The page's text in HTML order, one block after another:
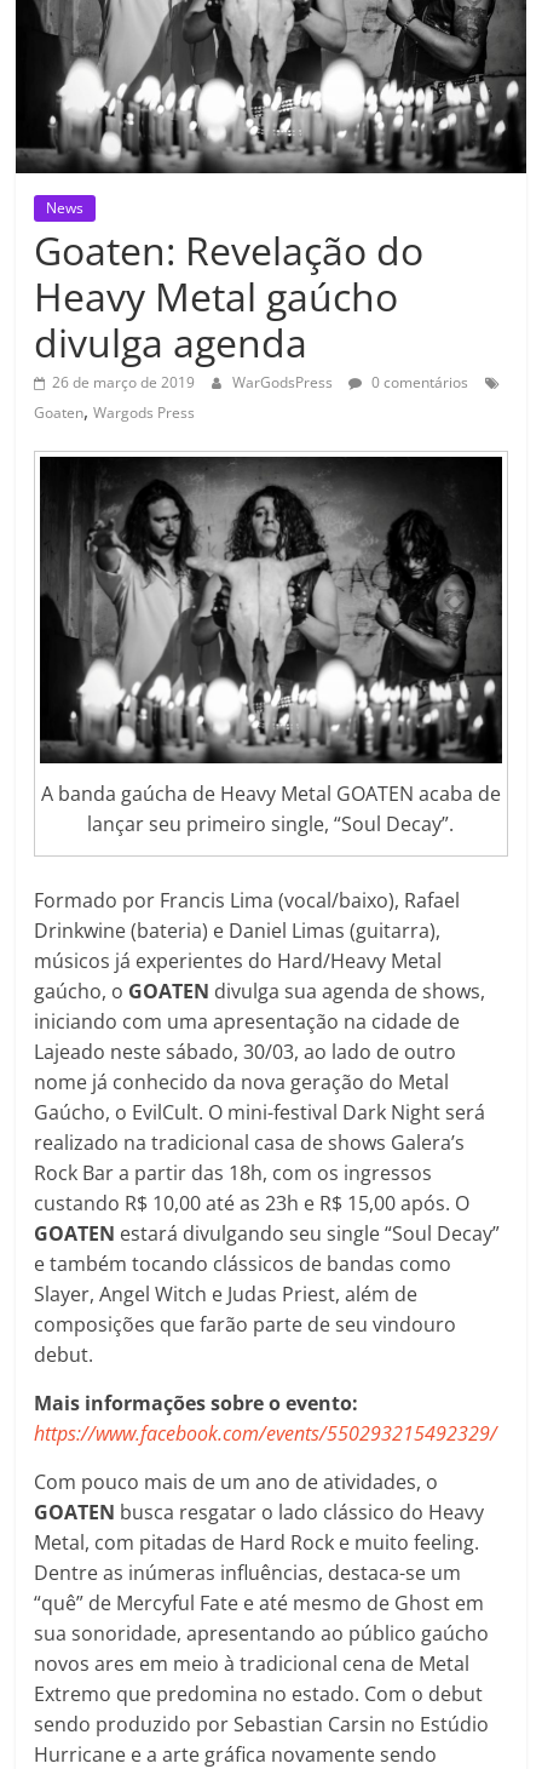
News
Goaten: Revelação do
Heavy Metal gaúcho
divulga agenda
26 de março de 2019 WarGodsPress
0 comentários
Goaten,Wargods Press
A banda gaúcha de Heavy Metal GOATEN acaba de
lançar seu primeiro single, “Soul Decay”.
Formado por Francis Lima (vocal/baixo), Rafael
Drinkwine (bateria) e Daniel Limas (guitarra),
músicos já experientes do Hard/Heavy Metal
gaúcho, o GOATEN divulga sua agenda de shows,
iniciando com uma apresentação na cidade de
Lajeado neste sábado, 30/03, ao lado de outro
nome já conhecido da nova geração do Metal
Gaúcho, o EvilCult. O mini-festival Dark Night será
realizado na tradicional casa de shows Galera’s
Rock Bar a partir das 18h, com os ingressos
custando R$ 10,00 até as 23h e R$ 15,00 após. O
GOATEN estará divulgando seu single “Soul Decay”
e também tocando clássicos de bandas como
Slayer, Angel Witch e Judas Priest, além de
composições que farão parte de seu vindouro
debut.
Mais informações sobre o evento:
https://www.facebook.com/events/550293215492329/
Com pouco mais de um ano de atividades, o
GOATEN busca resgatar o lado clássico do Heavy
Metal, com pitadas de Hard Rock e muito feeling.
Dentre as inúmeras influências, destaca-se um
“quê” de Mercyful Fate e até mesmo de Ghost em
sua sonoridade, apresentando ao público gaúcho
novos ares em meio à tradicional cena de Metal
Extremo que predomina no estado. Com o debut
sendo produzido por Sebastian Carsin no Estúdio
Hurricane e a arte gráfica novamente sendo